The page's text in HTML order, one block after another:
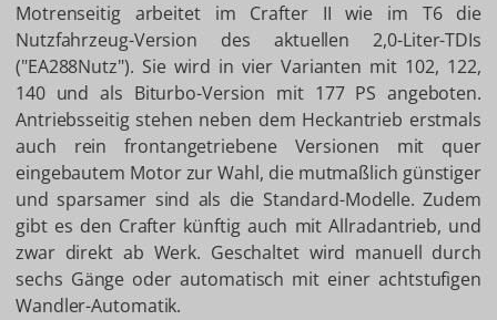
Motrenseitig arbeitet im Crafter II wie im T6 die
Nutzfahrzeug-Version des aktuellen 2,0-Liter-TDIs
("EA288Nutz"). Sie wird in vier Varianten mit 102, 122,
140 und als Biturbo-Version mit 177 PS angeboten.
Antriebsseitig stehen neben dem Heckantrieb erstmals
auch rein frontangetriebene Versionen mit quer
eingebautem Motor zur Wahl, die mutmaßlich günstiger
und sparsamer sind als die Standard-Modelle. Zudem
gibt es den Crafter künftig auch mit Allradantrieb, und
zwar direkt ab Werk. Geschaltet wird manuell durch
sechs Gänge oder automatisch mit einer achtstufigen
Wandler-Automatik.